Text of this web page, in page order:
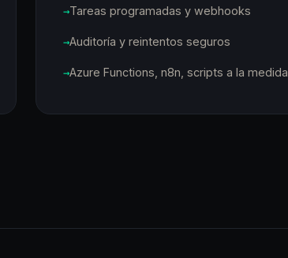
Tareas programadas y webhooks
Auditoría y reintentos seguros
Azure Functions, n8n, scripts a la medida